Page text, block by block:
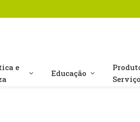
e
Educação